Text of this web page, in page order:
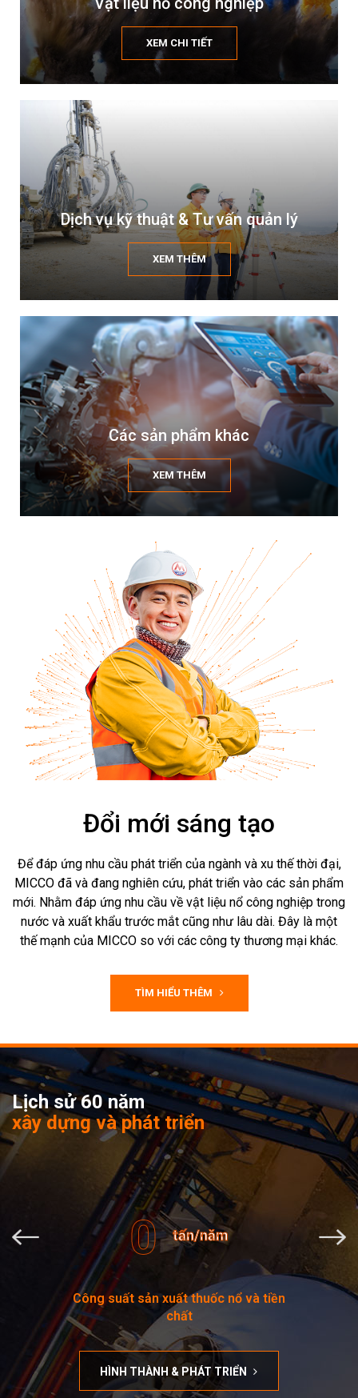
XEM CHI TIẾT
Dịch vụ kỹ thuật & Tư vấn quản lý
XEM THÊM
Các sản phẩm khác
XEM THÊM
Đổi mới sáng tạo
Để đáp ứng nhu cầu phát triển của ngành và xu thế thời đại,
MICCO đã và đang nghiên cứu, phát triển vào các sản phẩm
mới. Nhằm đáp ứng nhu cầu về vật liệu nổ công nghiệp trong
nước và xuất khẩu trước mắt cũng như lâu dài. Đây là một
thế mạnh của MICCO so với các công ty thương mại khác.
TÌM HIỂU THÊM
Lịch sử 60 năm
xây dựng và phát triển
HÌNH THÀNH & PHÁT TRIỂN
0 tấn/năm
Công suất sản xuất thuốc nổ và tiền
chất